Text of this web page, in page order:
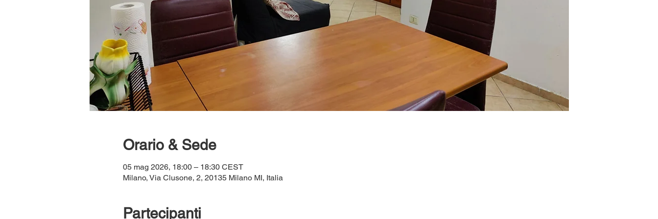
Orario & Sede
05 mag 2026, 18:00 – 18:30 CEST
Milano, Via Clusone, 2, 20135 Milano MI, Italia
Partecipanti